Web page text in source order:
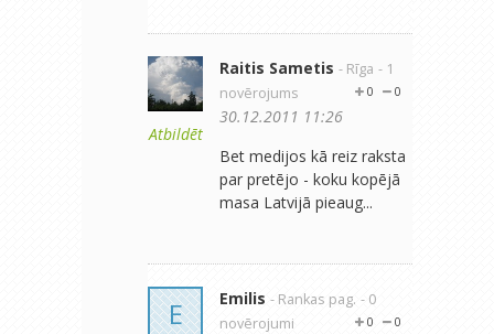
Atbildēt
Raitis Sametis - Rīga - 1
novērojums
0
0
30.12.2011 11:26
Bet medijos kā reiz raksta
par pretējo - koku kopējā
masa Latvijā pieaug...
E Emilis - Rankas pag. - 0
novērojumi
0
0